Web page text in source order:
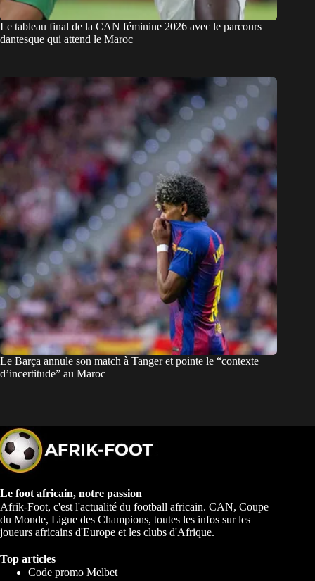
Le tableau final de la CAN féminine 2026 avec le parcours
dantesque qui attend le Maroc
Le Barça annule son match à Tanger et pointe le “contexte
d’incertitude” au Maroc
Le foot africain, notre passion
Afrik-Foot, c'est l'actualité du football africain. CAN, Coupe
du Monde, Ligue des Champions, toutes les infos sur les
joueurs africains d'Europe et les clubs d'Afrique.
Top articles
Code promo Melbet